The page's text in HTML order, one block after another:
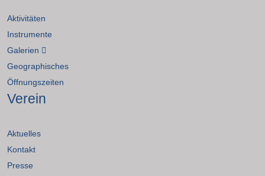
Aktivitäten
Instrumente
Galerien
Geographisches
Öffnungszeiten
Verein
Aktuelles
Kontakt
Presse